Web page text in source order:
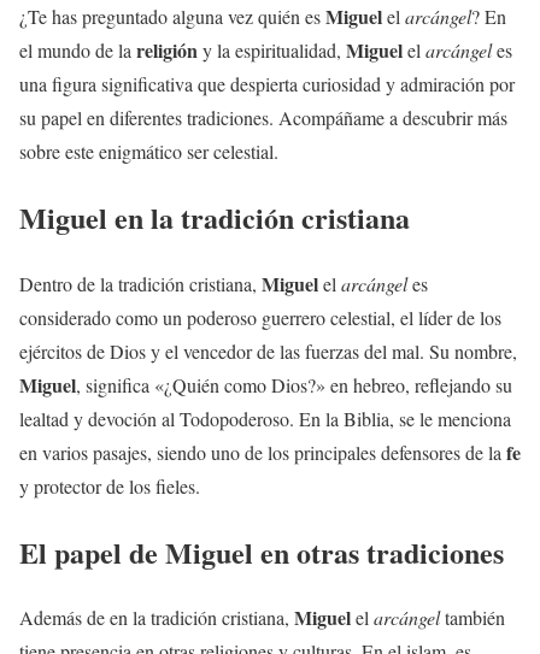
¿Te has preguntado alguna vez quién esMiguelel arcángel? En
el mundo de la religióny la espiritualidad, Miguelel arcángeles
una figura significativa que despierta curiosidad y admiración por
su papel en diferentes tradiciones. Acompáñame a descubrir más
sobre este enigmático ser celestial.
Miguel en la tradición cristiana
Dentro de la tradición cristiana, Miguelel arcángeles
considerado como un poderoso guerrero celestial, el líder de los
ejércitos de Dios y el vencedor de las fuerzas del mal. Su nombre,
Miguel, significa «¿Quién como Dios?» en hebreo, reflejando su
lealtad y devoción al Todopoderoso. En la Biblia, se le menciona
en varios pasajes, siendo uno de los principales defensores de la fe
y protector de los fieles.
El papel de Miguel en otras tradiciones
Además de en la tradición cristiana, Miguelelarcángeltambién